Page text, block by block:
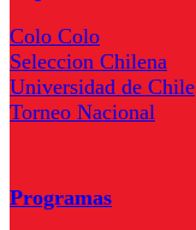
Colo Colo
Seleccion Chilena
Universidad de Chile
Torneo Nacional
Programas